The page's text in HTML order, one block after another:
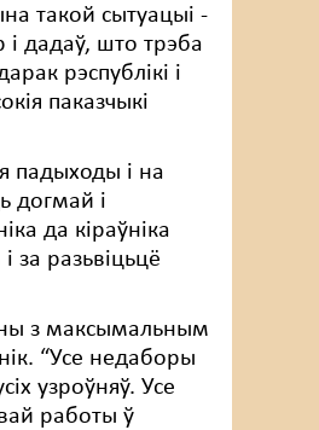
такой сытуацыі -
і дадаў, што трэба
рэспублікі і
паказчыкі
падыходы і на
догмай і
да кіраўніка
за разьвіцьцё
з максымальным
“Усе недаборы
узроўняў. Усе
работы ў